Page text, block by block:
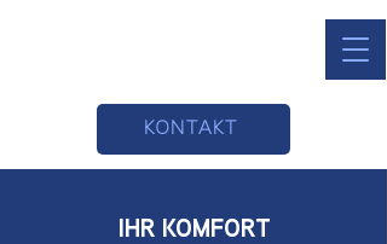
KONTAKT
IHR KOMFORT